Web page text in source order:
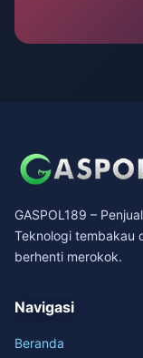
GASPOL189 –
Teknologi tembakau
berhenti merokok.
Navigasi
Beranda